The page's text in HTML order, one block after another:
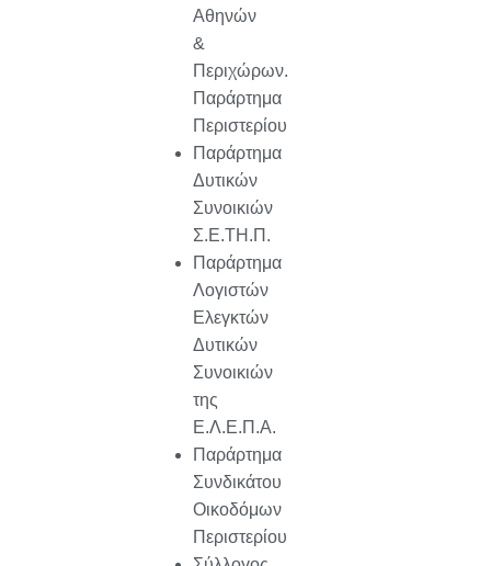
Αθηνών
&
Περιχώρων.
Παράρτημα
Περιστερίου
Παράρτημα
Δυτικών
Συνοικιών
Σ.Ε.ΤΗ.Π.
Παράρτημα
Λογιστών
Ελεγκτών
Δυτικών
Συνοικιών
της
Ε.Λ.Ε.Π.Α.
Παράρτημα
Συνδικάτου
Οικοδόμων
Περιστερίου